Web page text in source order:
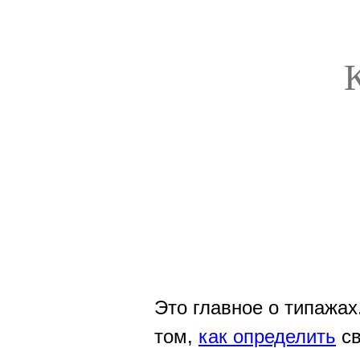
Это главное о
том, как определить